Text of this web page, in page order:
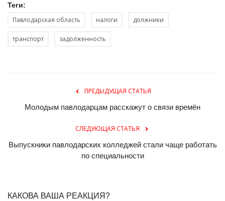
Теги:
Павлодарская область налоги должники
транспорт задолженность
ПРЕДЫДУЩАЯ СТАТЬЯ
Молодым павлодарцам расскажут о связи времён
СЛЕДУЮЩАЯ СТАТЬЯ
Выпускники павлодарских колледжей стали чаще работать
по специальности
КАКОВА ВАША РЕАКЦИЯ?